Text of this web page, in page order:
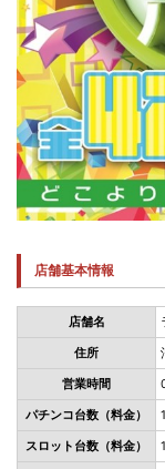
店舗基本情報
店舗名
住所
営業時間
パチンコ台数（料金）
スロット台数（料金）